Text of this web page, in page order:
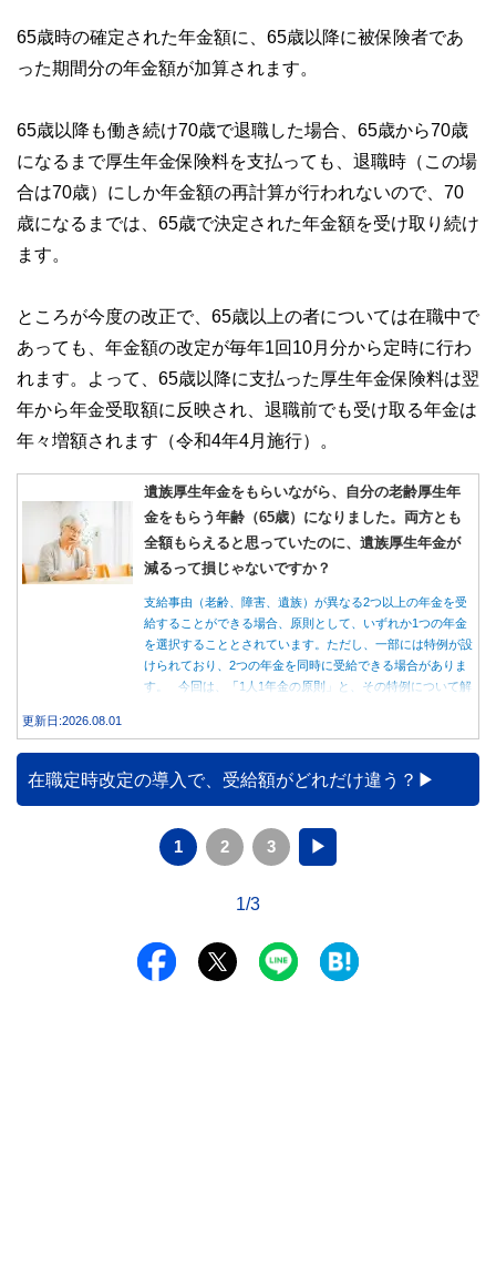
65歳時の確定された年金額に、65歳以降に被保険者であ
った期間分の年金額が加算されます。
65歳以降も働き続け70歳で退職した場合、65歳から70歳
になるまで厚生年金保険料を支払っても、退職時（この場
合は70歳）にしか年金額の再計算が行われないので、70
歳になるまでは、65歳で決定された年金額を受け取り続け
ます。
ところが今度の改正で、65歳以上の者については在職中で
あっても、年金額の改定が毎年1回10月分から定時に行わ
れます。よって、65歳以降に支払った厚生年金保険料は翌
年から年金受取額に反映され、退職前でも受け取る年金は
年々増額されます（令和4年4月施行）。
遺族厚生年金をもらいながら、自分の老齢厚生年
金をもらう年齢（65歳）になりました。両方とも
全額もらえると思っていたのに、遺族厚生年金が
減るって損じゃないですか？
支給事由（老齢、障害、遺族）が異なる2つ以上の年金を受
給することができる場合、原則として、いずれか1つの年金
を選択することとされています。ただし、一部には特例が設
けられており、2つの年金を同時に受給できる場合がありま
す。 今回は、「1人1年金の原則」と、その特例について解
更新日:2026.08.01
在職定時改定の導入で、受給額がどれだけ違う？
1 2 3 ▶
1/3